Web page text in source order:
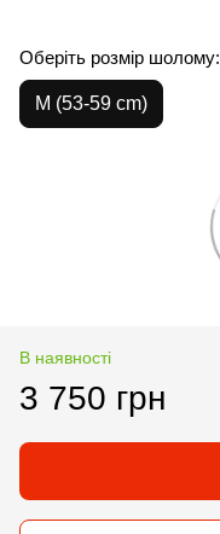
Оберіть розмір шолому:
M (53-59 cm)
В наявності
3 750 грн